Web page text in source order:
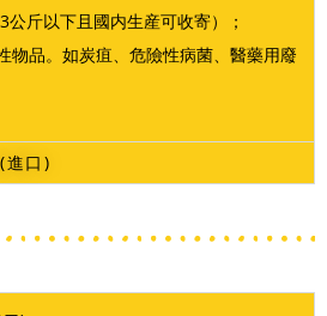
公斤以下且國内生産可收寄）；
物品。如炭疽、危險性病菌、醫藥用廢
進口)